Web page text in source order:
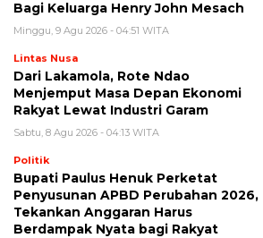
Bagi Keluarga Henry John Mesach
Minggu, 9 Agu 2026 - 04:51 WITA
Lintas Nusa
Dari Lakamola, Rote Ndao
Menjemput Masa Depan Ekonomi
Rakyat Lewat Industri Garam
Sabtu, 8 Agu 2026 - 04:13 WITA
Politik
Bupati Paulus Henuk Perketat
Penyusunan APBD Perubahan 2026,
Tekankan Anggaran Harus
Berdampak Nyata bagi Rakyat